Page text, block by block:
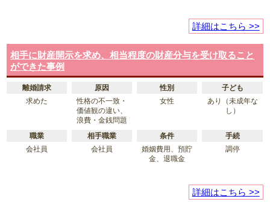
詳細はこちら >>
相手に財産開示を求め、相当程度の財産分与を受け取ること
ができた事例
離婚請求 原因 性別
子ども
求めた
性格の不一致・
価値観の違い、
浪費・金銭問題
女性
あり（未成年な
し）
職業 相手職業 条件
手続
会社員
会社員
婚姻費用、預貯
金、退職金
調停
詳細はこちら >>